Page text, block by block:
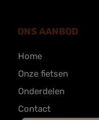
ONS AANBOD
Home
Onze fietsen
Onderdelen
Contact